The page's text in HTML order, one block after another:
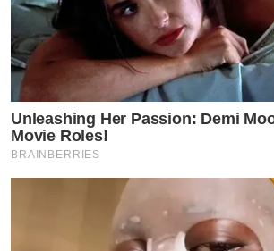
ซึ่งในคลิป แจ๊ส ได้พา อ้น ไปเดินตลาด ถิ่
รายนี้ พร้อมกับให้ร้องเพลง หนุ่มฟ้อหล่อเ
เนื้อเพลง ซึ่งก็ร้องได้ออกมาตามสไตล์ข
ที่ สมาชิก TikTok @apple.576 หรือเจ๊เปิ้
ที่ถ่ายคลิปที่ทำให้คนรู้จัก อ้น บอกตง เพร
Unleashing Her Passion: Demi
Movie Roles!
BRAINBERRIES